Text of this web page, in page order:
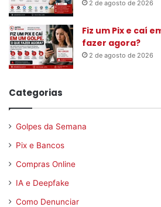
2 de agosto de 2026
Fiz um Pix e caí
fazer agora?
2 de agosto de 2026
Categorias
Golpes da Semana
Pix e Bancos
Compras Online
IA e Deepfake
Como Denunciar